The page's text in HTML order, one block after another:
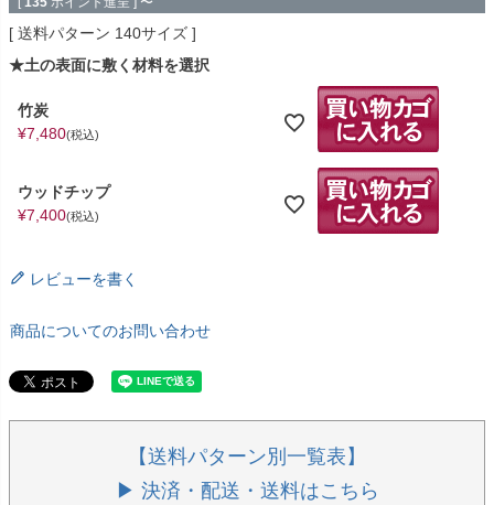
送料パターン 140サイズ
★土の表面に敷く材料を選択
竹炭
¥7,480 税込
ウッドチップ
¥7,400 税込
レビューを書く
商品についてのお問い合わせ
【送料パターン別一覧表】
▶ 決済・配送・送料はこちら